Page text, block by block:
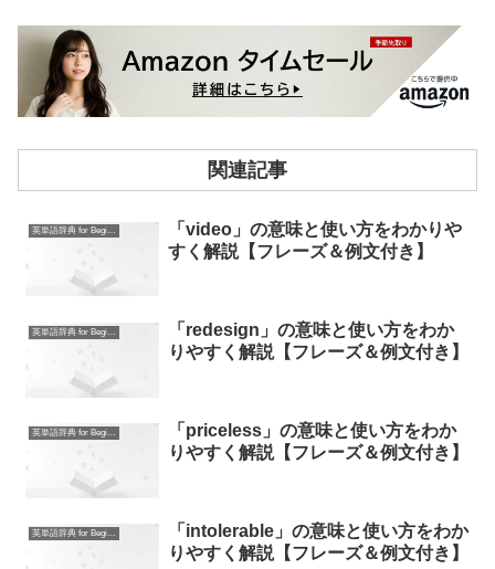
関連記事
英単語辞典 for Beginners
「video」の意味と使い方をわかりや
すく解説【フレーズ＆例文付き】
英単語辞典 for Beginners
「redesign」の意味と使い方をわか
りやすく解説【フレーズ＆例文付き】
英単語辞典 for Beginners
「priceless」の意味と使い方をわか
りやすく解説【フレーズ＆例文付き】
英単語辞典 for Beginners
「intolerable」の意味と使い方をわか
りやすく解説【フレーズ＆例文付き】